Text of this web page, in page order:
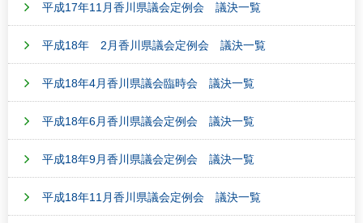
平成17年11月香川県議会定例会 議決一覧
平成18年 2月香川県議会定例会 議決一覧
平成18年4月香川県議会臨時会 議決一覧
平成18年6月香川県議会定例会 議決一覧
平成18年9月香川県議会定例会 議決一覧
平成18年11月香川県議会定例会 議決一覧